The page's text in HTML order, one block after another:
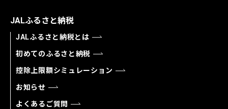
JALふるさと納税
JALふるさと納税とは
初めてのふるさと納税
控除上限額シミュレーション
お知らせ
よくあるご質問